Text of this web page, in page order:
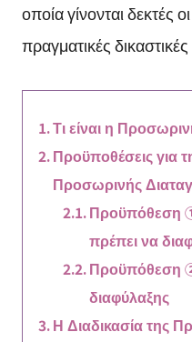
οποία γίνονται δεκτές
πραγματικές
Τι είναι η
Προϋποθέσεις για
Προσωρινής
Προϋπόθεση
πρέπει να
Προϋπόθεση
διαφύλαξης
Η Διαδικασία της